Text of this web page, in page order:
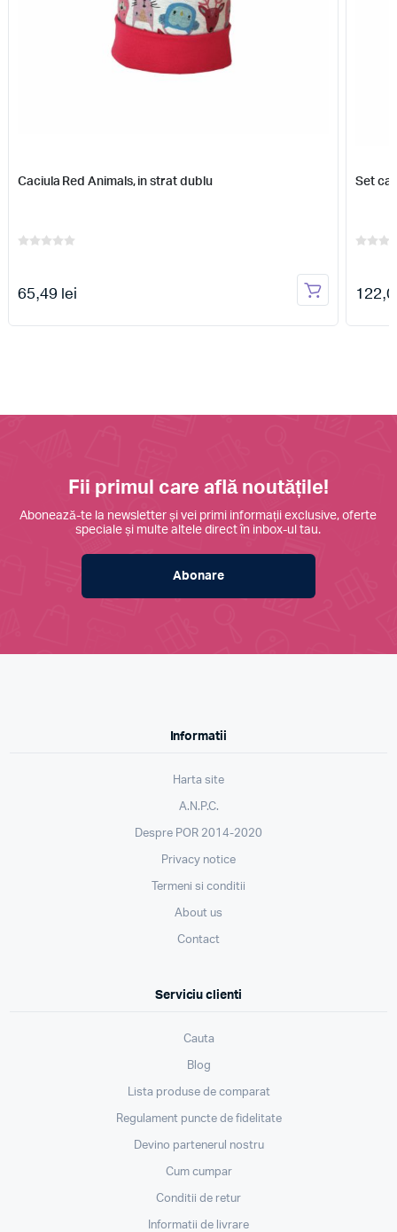
Caciula Red Animals, in strat dublu
65,49 lei
Set
Fii primul care află noutățile!
Abonează-te la newsletter și vei primi informații exclusive, oferte
speciale și multe altele direct în inbox-ul tau.
Abonare
Informatii
Harta site
A.N.P.C.
Despre POR 2014-2020
Privacy notice
Termeni si conditii
About us
Contact
Serviciu clienti
Cauta
Blog
Lista produse de comparat
Regulament puncte de fidelitate
Devino partenerul nostru
Cum cumpar
Conditii de retur
Informatii de livrare